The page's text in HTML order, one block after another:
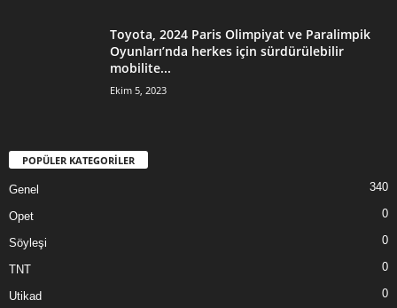
Toyota, 2024 Paris Olimpiyat ve Paralimpik
Oyunları’nda herkes için sürdürülebilir
mobilite...
Ekim 5, 2023
POPÜLER KATEGORİLER
Genel 340
Opet 0
Söyleşi 0
TNT 0
Utikad 0